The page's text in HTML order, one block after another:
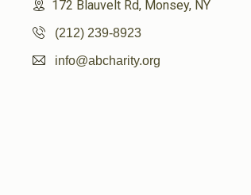
172 Blauvelt Rd, Monsey, NY
(212) 239-8923
info@abcharity.org